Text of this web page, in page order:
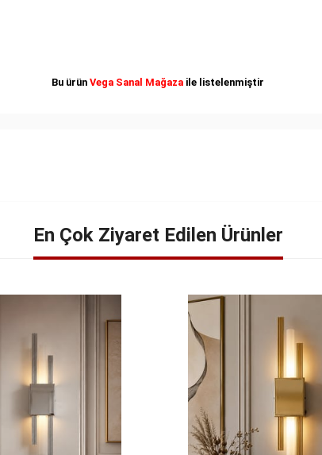
Bu ürün Vega Sanal Mağaza ile listelenmiştir
En Çok Ziyaret Edilen Ürünler